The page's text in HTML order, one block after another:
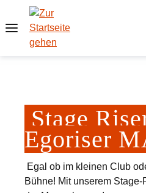
Zum Hauptinhalt springen
Stage
Egoriser
Egal ob im kleinen Club
Bühne! Mit unserem